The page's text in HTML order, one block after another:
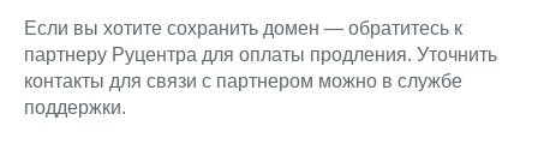
Если вы хотите сохранить домен — обратитесь к
партнеру Руцентра для оплаты продления. Уточнить
контакты для связи с партнером можно в службе
поддержки.